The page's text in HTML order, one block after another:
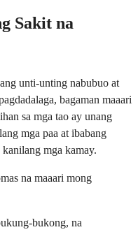
Sakit na
unti-unting nabubuo at
bagaman maaari
sa mga tao ay unang
mga paa at ibabang
mga kamay.
na maaari mong
bukong, na